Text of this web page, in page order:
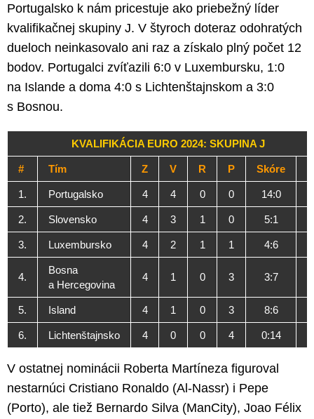
Portugalsko k nám pricestuje ako priebežný líder
kvalifikačnej skupiny J. V štyroch doteraz odohratých
dueloch neinkasovalo ani raz a získalo plný počet 12
bodov. Portugalci zvíťazili 6:0 v Luxembursku, 1:0
na Islande a doma 4:0 s Lichtenštajnskom a 3:0
s Bosnou.
KVALIFIKÁCIA EURO 2024: SKUPINA J
# Tím Z V R P Skóre
1. Portugalsko 4 4 0 0 14:0
2. Slovensko 4 3 1 0 5:1
3. Luxembursko 4 2 1 1 4:6
4.
Bosna
a Hercegovina
4 1 0 3 3:7
5. Island 4 1 0 3 8:6
6. Lichtenštajnsko 4 0 0 4 0:14
V ostatnej nominácii Roberta Martíneza figuroval
nestarnúci Cristiano Ronaldo (Al-Nassr) i Pepe
(Porto), ale tiež Bernardo Silva (ManCity), Joao Félix